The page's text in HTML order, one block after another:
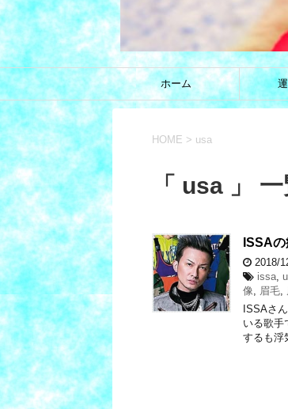
ホーム
HOME > usa
「 usa 」
ISSA
2018/
issa
像
眉毛
ISSAさ
いる歌手
するも浮